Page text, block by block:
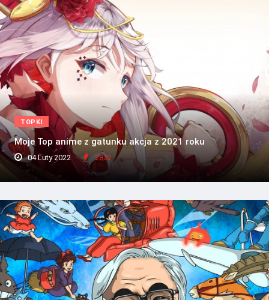
TOPKI
Moje Top anime z gatunku akcja z 2021 roku
04 Luty 2022 2832